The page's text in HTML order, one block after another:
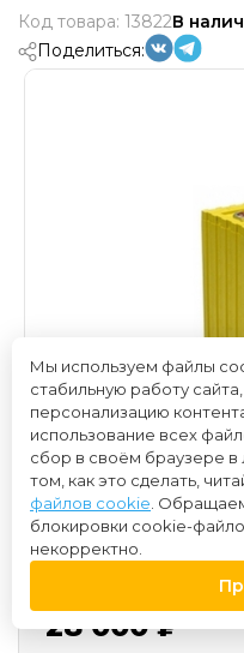
Код товара: 13822В
Поделиться:
28 000 ₽
Мы используем файлы
стабильную работу
персонализацию
использование всех
сбор в своём браузере
том, как это сделать,
файлов cookie .
блокировки cookie-
некорректно.